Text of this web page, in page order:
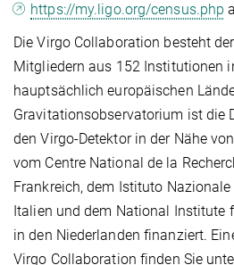
https://my.ligo.org/census.php
Die Virgo Collaboration besteht
Mitgliedern aus 152 Institutionen
hauptsächlich europäischen
Gravitationsobservatorium ist die
den Virgo-Detektor in der Nähe
vom Centre National de la
Frankreich, dem Istituto
Italien und dem National Institute
in den Niederlanden finanziert.
Virgo Collaboration finden Sie